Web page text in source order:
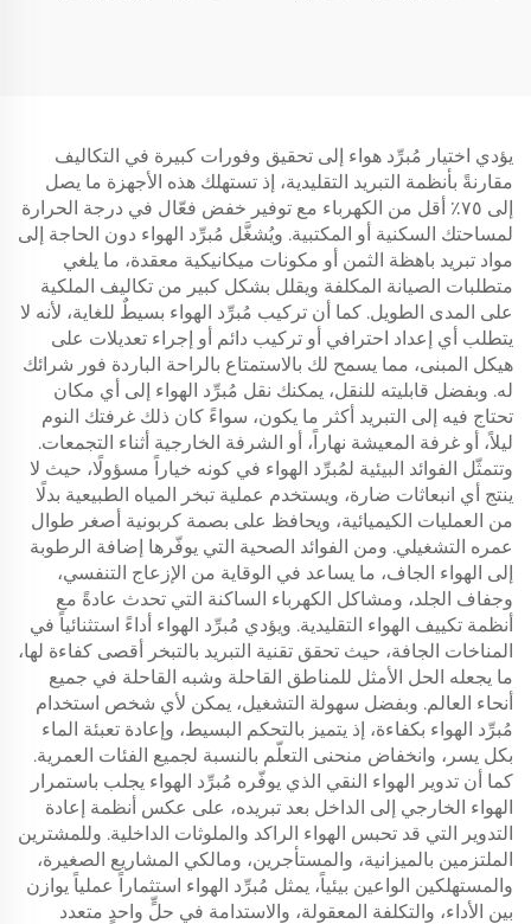
يؤدي اختيار مُبرِّد هواء إلى تحقيق وفورات كبيرة في التكاليف
مقارنةً بأنظمة التبريد التقليدية، إذ تستهلك هذه الأجهزة ما يصل
إلى ٧٥٪ أقل من الكهرباء مع توفير خفض فعّال في درجة الحرارة
لمساحتك السكنية أو المكتبية. ويُشغَّل مُبرِّد الهواء دون الحاجة إلى
مواد تبريد باهظة الثمن أو مكونات ميكانيكية معقدة، ما يلغي
متطلبات الصيانة المكلفة ويقلل بشكل كبير من تكاليف الملكية
على المدى الطويل. كما أن تركيب مُبرِّد الهواء بسيطٌ للغاية، لأنه لا
يتطلب أي إعداد احترافي أو تركيب دائم أو إجراء تعديلات على
هيكل المبنى، مما يسمح لك بالاستمتاع بالراحة الباردة فور شرائك
له. وبفضل قابليته للنقل، يمكنك نقل مُبرِّد الهواء إلى أي مكان
تحتاج فيه إلى التبريد أكثر ما يكون، سواءً كان ذلك غرفتك النوم
ليلاً، أو غرفة المعيشة نهاراً، أو الشرفة الخارجية أثناء التجمعات.
وتتمثّل الفوائد البيئية لمُبرِّد الهواء في كونه خياراً مسؤولًا، حيث لا
ينتج أي انبعاثات ضارة، ويستخدم عملية تبخر المياه الطبيعية بدلًا
من العمليات الكيميائية، ويحافظ على بصمة كربونية أصغر طوال
عمره التشغيلي. ومن الفوائد الصحية التي يوفّرها إضافة الرطوبة
إلى الهواء الجاف، ما يساعد في الوقاية من الإزعاج التنفسي،
وجفاف الجلد، ومشاكل الكهرباء الساكنة التي تحدث عادةً مع
أنظمة تكييف الهواء التقليدية. ويؤدي مُبرِّد الهواء أداءً استثنائياً في
المناخات الجافة، حيث تحقق تقنية التبريد بالتبخر أقصى كفاءة لها،
ما يجعله الحل الأمثل للمناطق القاحلة وشبه القاحلة في جميع
أنحاء العالم. وبفضل سهولة التشغيل، يمكن لأي شخص استخدام
مُبرِّد الهواء بكفاءة، إذ يتميز بالتحكم البسيط، وإعادة تعبئة الماء
بكل يسر، وانخفاض منحنى التعلّم بالنسبة لجميع الفئات العمرية.
كما أن تدوير الهواء النقي الذي يوفّره مُبرِّد الهواء يجلب باستمرار
الهواء الخارجي إلى الداخل بعد تبريده، على عكس أنظمة إعادة
التدوير التي قد تحبس الهواء الراكد والملوثات الداخلية. وللمشترين
الملتزمين بالميزانية، والمستأجرين، ومالكي المشاريع الصغيرة،
والمستهلكين الواعين بيئياً، يمثل مُبرِّد الهواء استثماراً عملياً يوازن
بين الأداء، والتكلفة المعقولة، والاستدامة في حلٍّ واحدٍ متعدد